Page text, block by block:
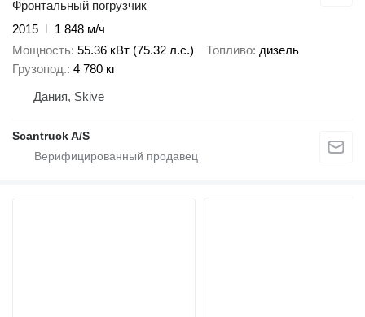
Фронтальный погрузчик
2015
1 848 м/ч
Мощность 55.36 кВт (75.32 л.с.) Топливо дизель
Грузопод. 4 780 кг
Дания, Skive
Scantruck A/S